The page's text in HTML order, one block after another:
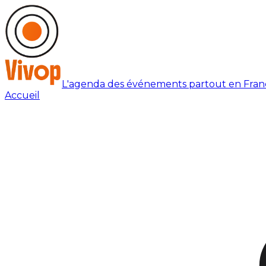
L'agenda des événements partout en
Accueil